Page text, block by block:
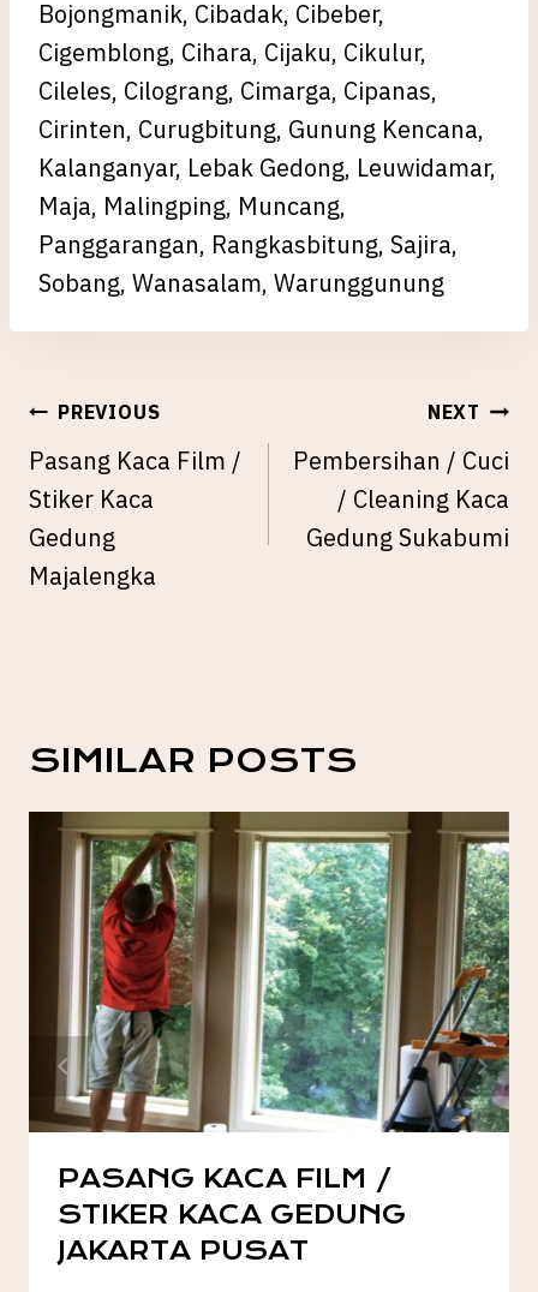
Bojongmanik, Cibadak, Cibeber,
Cigemblong, Cihara, Cijaku, Cikulur,
Cileles, Cilograng, Cimarga, Cipanas,
Cirinten, Curugbitung, Gunung Kencana,
Kalanganyar, Lebak Gedong, Leuwidamar,
Maja, Malingping, Muncang,
Panggarangan, Rangkasbitung, Sajira,
Sobang, Wanasalam, Warunggunung
POST
NAVIGATION
PREVIOUS
Pasang Kaca Film /
Stiker Kaca
Gedung
Majalengka
NEXT
Pembersihan / Cuci
/ Cleaning Kaca
Gedung Sukabumi
SIMILAR POSTS
PASANG KACA FILM /
STIKER KACA GEDUNG
JAKARTA PUSAT